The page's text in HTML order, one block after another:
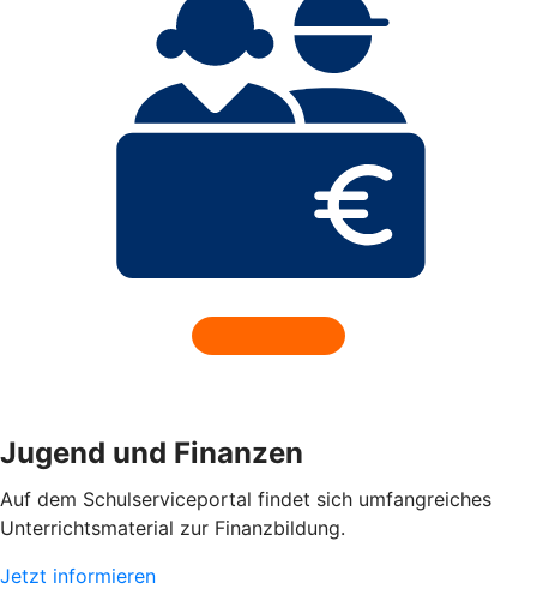
Jugend und Finanzen
Auf dem Schulserviceportal findet sich umfangreiches
Unterrichtsmaterial zur Finanzbildung.
Jetzt informieren